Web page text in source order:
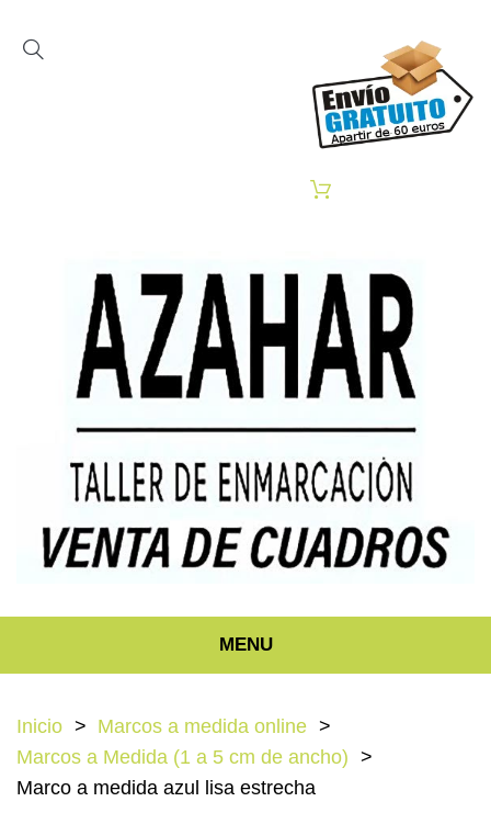
MENU
Inicio
Marcos a medida online
Marcos a Medida (1 a 5 cm de ancho)
Marco a medida azul lisa estrecha